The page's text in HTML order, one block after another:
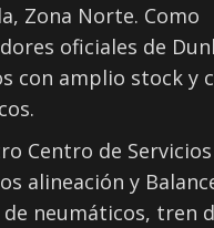
Zona Norte. Como
oficiales de
con amplio stock y
Centro de
alineación y
neumáticos, tren